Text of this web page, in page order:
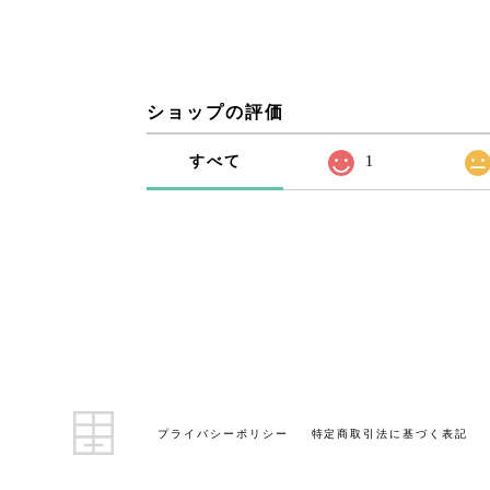
ショップの評価
すべて 1
プライバシーポリシー 特定商取引法に基づく表記